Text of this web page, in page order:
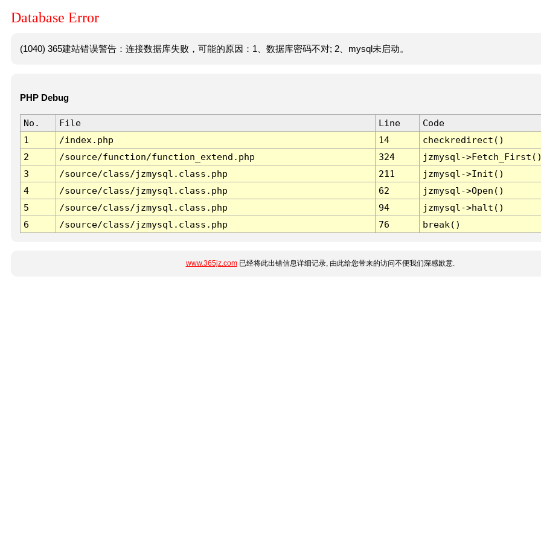
Database Error
(1040) 365建站错误警告：连接数据库失败，可能的原因：1、数据库密码不对; 2、mysql未启动。
PHP Debug
No. File Line
Code
1
/index.php 14
checkredirect()
2
/source/function/function_extend.php 324
jzmysql-
3
/source/class/jzmysql.class.php 211
jzmysql->Init()
4
/source/class/jzmysql.class.php 62
jzmysql->Open()
5
/source/class/jzmysql.class.php 94
jzmysql->halt()
6
/source/class/jzmysql.class.php 76 break()
www.365jz.com已经将此出错信息详细记录, 由此给您带来的访问不便我们深感歉意.